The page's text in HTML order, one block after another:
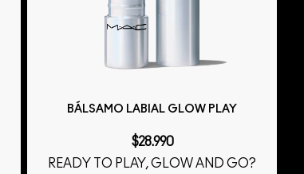
BÁLSAMO LABIAL GLOW PLAY
$28.990
READY TO PLAY, GLOW AND GO?